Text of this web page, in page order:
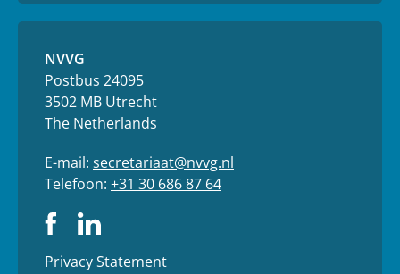
NVVG
Postbus 24095
3502 MB Utrecht
The Netherlands
E-mail: secretariaat@nvvg.nl
Telefoon: +31 30 686 87 64
Privacy Statement